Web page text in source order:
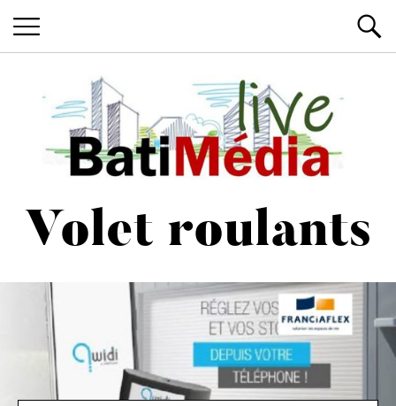
Batimedialive
Les News du Bâtiment, en live
Volet roulants